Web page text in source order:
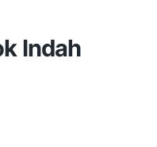
Indah